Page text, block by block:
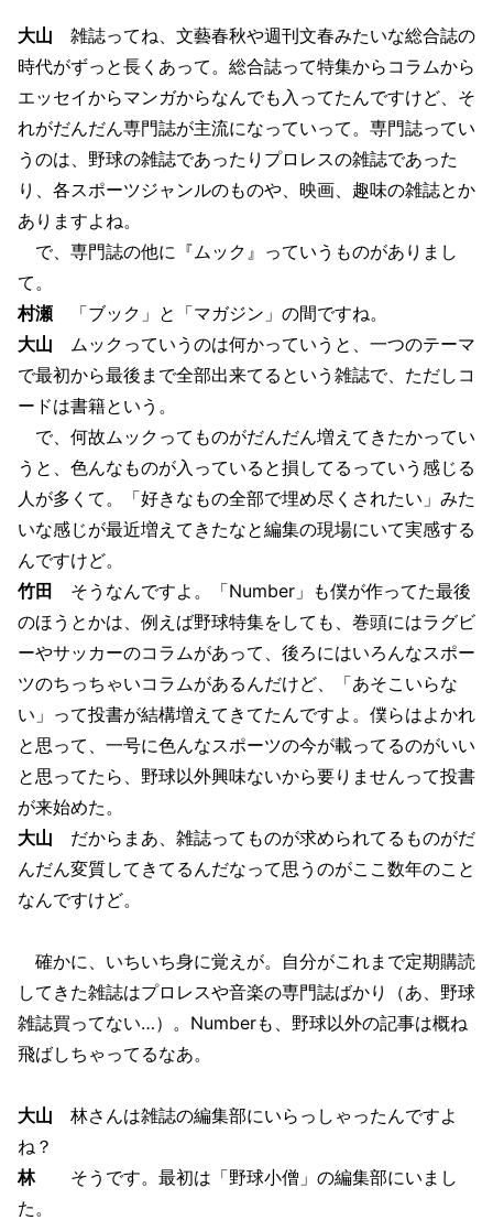
大山 雑誌ってね、文藝春秋や週刊文春みたいな総合誌の
時代がずっと長くあって。総合誌って特集からコラムから
エッセイからマンガからなんでも入ってたんですけど、そ
れがだんだん専門誌が主流になっていって。専門誌ってい
うのは、野球の雑誌であったりプロレスの雑誌であった
り、各スポーツジャンルのものや、映画、趣味の雑誌とか
ありますよね。
で、専門誌の他に『ムック』っていうものがありまし
て。
村瀬 「ブック」と「マガジン」の間ですね。
大山 ムックっていうのは何かっていうと、一つのテーマ
で最初から最後まで全部出来てるという雑誌で、ただしコ
ードは書籍という。
で、何故ムックってものがだんだん増えてきたかってい
うと、色んなものが入っていると損してるっていう感じる
人が多くて。「好きなもの全部で埋め尽くされたい」みた
いな感じが最近増えてきたなと編集の現場にいて実感する
んですけど。
竹田
そうなんですよ。「Number」も僕が作ってた最後
のほうとかは、例えば野球特集をしても、巻頭にはラグビ
ーやサッカーのコラムがあって、後ろにはいろんなスポー
ツのちっちゃいコラムがあるんだけど、「あそこいらな
い」って投書が結構増えてきてたんですよ。僕らはよかれ
と思って、一号に色んなスポーツの今が載ってるのがいい
と思ってたら、野球以外興味ないから要りませんって投書
が来始めた。
大山 だからまあ、雑誌ってものが求められてるものがだ
んだん変質してきてるんだなって思うのがここ数年のこと
なんですけど。
確かに、いちいち身に覚えが。自分がこれまで定期購読
してきた雑誌はプロレスや音楽の専門誌ばかり（あ、野球
雑誌買ってない…）。Numberも、野球以外の記事は概ね
飛ばしちゃってるなあ。
大山 林さんは雑誌の編集部にいらっしゃったんですよ
ね？
林そうです。最初は「野球小僧」の編集部にいまし
た。